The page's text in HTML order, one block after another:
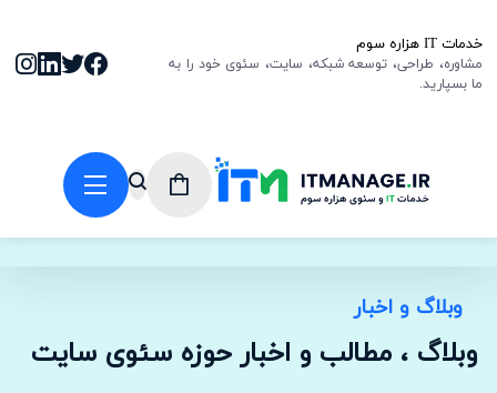
خدمات IT هزاره سوم
مشاوره، طراحی، توسعه شبکه، سایت، سئوی خود را به
ما بسپارید.
وبلاگ و اخبار
وبلاگ ، مطالب و اخبار حوزه سئوی سایت